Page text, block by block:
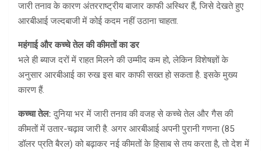
जारी तनाव के कारण अंतरराष्ट्रीय बाजार काफी अस्थिर हैं, जिसे देखते हुए
आरबीआई जल्दबाजी में कोई कदम नहीं उठाना चाहता.
महंगाई और कच्चे तेल की कीमतों का डर
भले ही ब्याज दरों में राहत मिलने की उम्मीद कम हो, लेकिन विशेषज्ञों के
अनुसार आरबीआई का रुख इस बार काफी सख्त हो सकता है. इसके मुख्य
कारण हैं.
कच्चा तेल:दुनिया भर में जारी तनाव की वजह से कच्चे तेल और गैस की
कीमतों में उतार-चढ़ाव जारी है. अगर आरबीआई अपनी पुरानी गणना (85
डॉलर प्रति बैरल) को बढ़ाकर नई कीमतों के हिसाब से तय करता है, तो देश में